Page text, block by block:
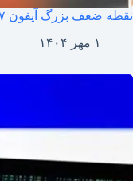
نقطه ضعف بزرگ آیفون ۱۷ فاش شد
۱ مهر ۱۴۰۴